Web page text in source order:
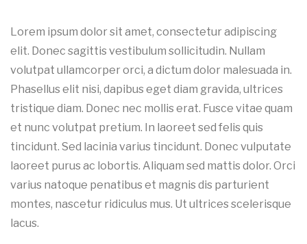
Lorem ipsum dolor sit amet, consectetur adipiscing
elit. Donec sagittis vestibulum sollicitudin. Nullam
volutpat ullamcorper orci, a dictum dolor malesuada in.
Phasellus elit nisi, dapibus eget diam gravida, ultrices
tristique diam. Donec nec mollis erat. Fusce vitae quam
et nunc volutpat pretium. In laoreet sed felis quis
tincidunt. Sed lacinia varius tincidunt. Donec vulputate
laoreet purus ac lobortis. Aliquam sed mattis dolor. Orci
varius natoque penatibus et magnis dis parturient
montes, nascetur ridiculus mus. Ut ultrices scelerisque
lacus.